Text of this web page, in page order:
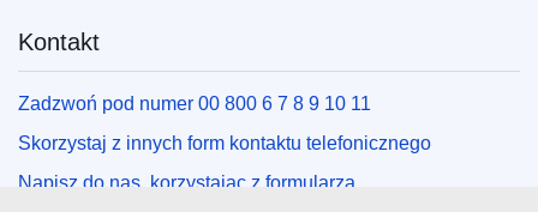
Kontakt
Zadzwoń pod numer 00 800 6 7 8 9 10 11
Skorzystaj z innych form kontaktu telefonicznego
Napisz do nas, korzystając z formularza